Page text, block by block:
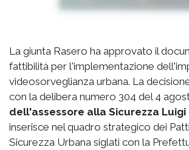
La giunta Rasero ha approvato il
fattibilità per l'implementazione
videosorveglianza urbana. La
con la delibera numero 304 del 4
dell'assessore alla Sicurezza Luigi
inserisce nel quadro strategico dei
Sicurezza Urbana siglati con la